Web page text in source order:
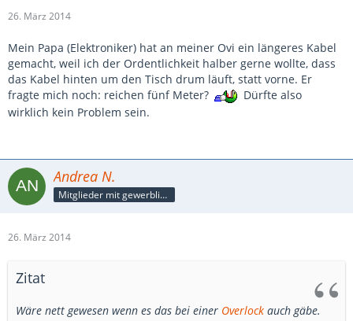
26. März 2014
Mein Papa (Elektroniker) hat an meiner Ovi ein längeres Kabel
gemacht, weil ich der Ordentlichkeit halber gerne wollte, dass
das Kabel hinten um den Tisch drum läuft, statt vorne. Er
fragte mich noch: reichen fünf Meter?
Dürfte also
wirklich kein Problem sein.
Andrea N.
Mitglieder mit gewerblicher Verbindung, auch als Mitarbeiter/in
26. März 2014
Zitat
Wäre nett gewesen wenn es das bei einer Overlock auch gäbe.